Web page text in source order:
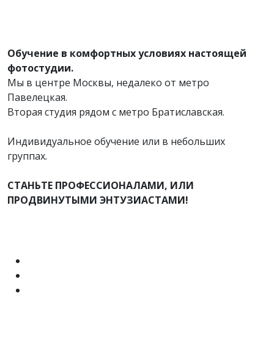
Обучение в комфортных условиях настоящей
фотостудии.
Мы в центре Москвы, недалеко от метро
Павелецкая.
Вторая студия рядом с метро Братиславская.
Индивидуальное обучение или в небольших
группах.
СТАНЬТЕ ПРОФЕССИОНАЛАМИ, ИЛИ
ПРОДВИНУТЫМИ ЭНТУЗИАСТАМИ!